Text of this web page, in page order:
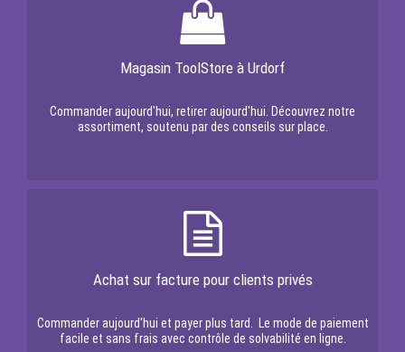
Magasin ToolStore à Urdorf
Commander aujourd'hui, retirer aujourd'hui. Découvrez notre
assortiment, soutenu par des conseils sur place.
Achat sur facture pour clients privés
Commander aujourd'hui et payer plus tard. Le mode de paiement
facile et sans frais avec contrôle de solvabilité en ligne.